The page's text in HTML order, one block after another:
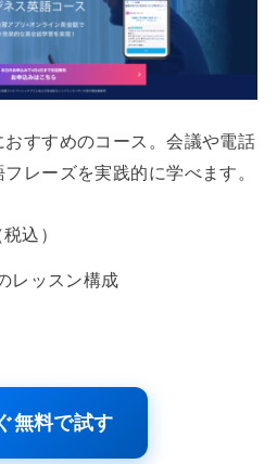
すすめのコース。会議や電話
レーズを実践的に学べます。
込）
レッスン構成
無料で試す